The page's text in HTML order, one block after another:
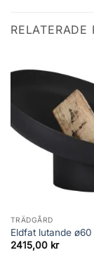
RELATERADE
TRÄDGÅRD
Eldfat lutande ø60
2415,00 kr